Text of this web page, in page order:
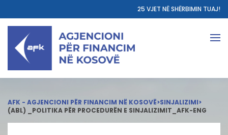
25 VJET NË SHËRBIMIN TUAJ!
AFK - AGJENCIONI PËR FINANCIM NË KOSOVË>SINJALIZIMI>
(ABL) _POLITIKA PËR PROCEDURËN E SINJALIZIMIT_AFK-ENG